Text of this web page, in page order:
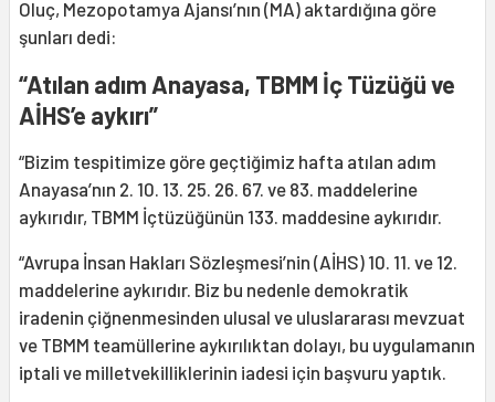
Oluç, Mezopotamya Ajansı’nın (MA) aktardığına göre
şunları dedi:
“Atılan adım Anayasa, TBMM İç Tüzüğü ve
AİHS’e aykırı”
“Bizim tespitimize göre geçtiğimiz hafta atılan adım
Anayasa’nın 2. 10. 13. 25. 26. 67. ve 83. maddelerine
aykırıdır, TBMM İçtüzüğünün 133. maddesine aykırıdır.
“Avrupa İnsan Hakları Sözleşmesi’nin (AİHS) 10. 11. ve 12.
maddelerine aykırıdır. Biz bu nedenle demokratik
iradenin çiğnenmesinden ulusal ve uluslararası mevzuat
ve TBMM teamüllerine aykırılıktan dolayı, bu uygulamanın
iptali ve milletvekilliklerinin iadesi için başvuru yaptık.